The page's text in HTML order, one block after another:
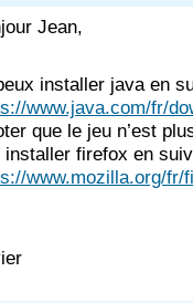
Jean,
installer java en
www.java.com/fr/
que le jeu n’est
installer firefox en
www.mozilla.org/fr/